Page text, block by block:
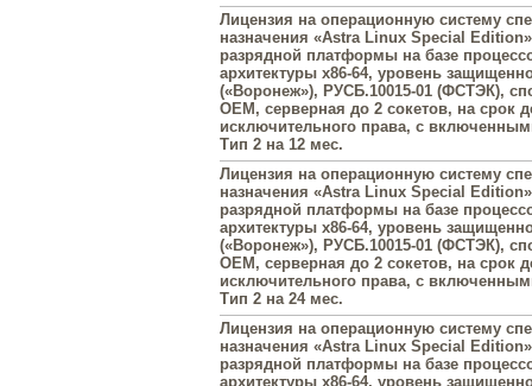
Лицензия на операционную систему
назначения «Astra Linux Special
разрядной платформы на базе
архитектуры х86-64, уровень
(«Воронеж»), РУСБ.10015-01 (ФСТЭК),
OEM, серверная до 2 сокетов, на срок
исключительного права, с
Тип 2 на 12 мес.
Лицензия на операционную систему
назначения «Astra Linux Special
разрядной платформы на базе
архитектуры х86-64, уровень
(«Воронеж»), РУСБ.10015-01 (ФСТЭК),
OEM, серверная до 2 сокетов, на срок
исключительного права, с
Тип 2 на 24 мес.
Лицензия на операционную систему
назначения «Astra Linux Special
разрядной платформы на базе
архитектуры х86-64, уровень